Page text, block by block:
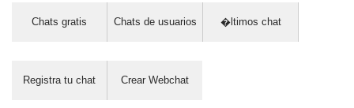
Chats gratis Chats de usuarios �ltimos chat
Registra tu chat Crear Webchat